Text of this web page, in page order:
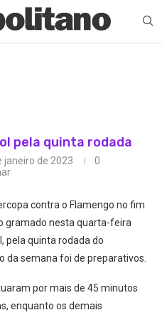
pela quinta rodada
janeiro de 2023
0
contra o Flamengo no fim
gramado nesta quarta-feira
pela quinta rodada do
da semana foi de preparativos.
por mais de 45 minutos
enquanto os demais